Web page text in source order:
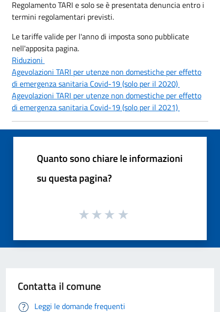
Regolamento TARI e solo se è presentata denuncia entro i
termini regolamentari previsti.
Le tariffe valide per l'anno di imposta sono pubblicate
nell'apposita pagina.
Riduzioni
Agevolazioni TARI per utenze non domestiche per effetto
di emergenza sanitaria Covid-19 (solo per il 2020)
Agevolazioni TARI per utenze non domestiche per effetto
di emergenza sanitaria Covid-19 (solo per il 2021)
Quanto sono chiare le informazioni
su questa pagina?
Contatta il comune
Leggi le domande frequenti